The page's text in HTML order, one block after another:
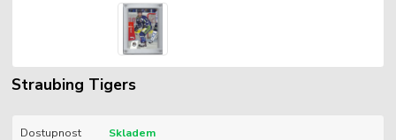
Straubing Tigers
Dostupnost Skladem